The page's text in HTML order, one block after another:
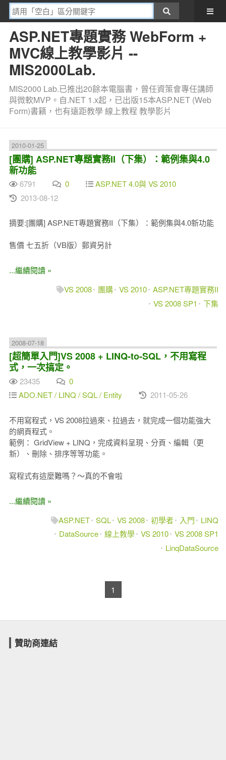
ASP.NET專題實務 WebForm +
MVC線上教學影片 --
MIS2000Lab.
MIS2000 Lab.已推出20餘本電腦書，曾任資策會專任講師
與微軟MVP。自.NET 1.x起，已出版15本ASP.NET (Web
Form)書籍，也有遠距教學 線上教程 教學影片
2010-01-25
[團購] ASP.NET專題實務II（下集）：範例集與4.0
新功能
6791 0
ASP.NET 4.0與 VS 2010
2013-08-12
摘要:[團購] ASP.NET專題實務II（下集）：範例集與4.0新功能
售價 七五折（VB版）郵資另計
...繼續閱讀 »
VS 2008
團購 VS 2010 ASP.NET專題實務II
VS 2008 SP1
下集
2008-07-18
[超簡單入門]VS 2008 + LINQ-to-SQL，不用寫程
式，一次搞定。
23435
0
ADO.NET / LINQ / SQL / Entity
2011-05-26
不用寫程式，VS 2008拉過來、拉過去，就完成一個功能強大
的網頁程式。
範例： GridView + LINQ，完成資料呈現、分頁、編輯（更
新）、刪除、排序等等功能。
寫程式有這麼難嗎？～真的不會啦
...繼續閱讀 »
ASP.NET SQL VS 2008 初學者 入門
LINQ
DataSource 線上教學 VS 2010 VS 2008 SP1
LinqDataSource
1
贊助商連結